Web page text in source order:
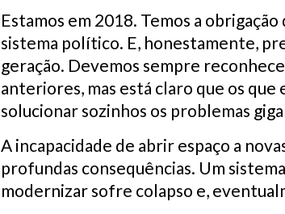
Estamos em 2018. Temos a
sistema político. E, honestamente,
geração. Devemos sempre
anteriores, mas está claro que os que
solucionar sozinhos os problemas
A incapacidade de abrir espaço a
profundas consequências. Um
modernizar sofre colapso e,